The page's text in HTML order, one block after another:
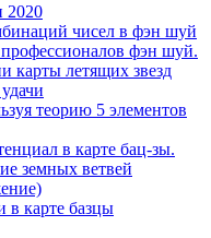
2020
чисел в фэн шуй
фэн шуй.
карты летящих звезд
теорию 5 элементов
в карте бац-зы.
земных ветвей
карте базцы